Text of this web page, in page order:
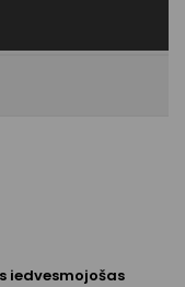
iedvesmojošas